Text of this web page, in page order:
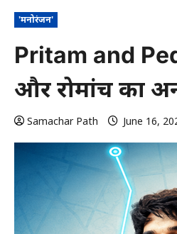
'मनोरंजन'
Pritam and
और रोमांच का
Samachar Path June 16,